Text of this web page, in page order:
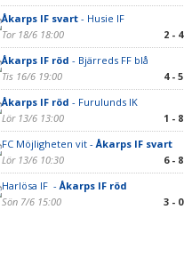
Åkarps IF svart- Husie IF
Tor 18/6 18:00
2 - 4
Åkarps IF röd - Bjärreds FF blå
Tis 16/6 19:00
4 - 5
Åkarps IF röd - Furulunds IK
Lör 13/6 13:00
1 - 8
FC Möjligheten vit -Åkarps IF svart
Lör 13/6 10:30
6 - 8
Harlösa IF -Åkarps IF röd
Sön 7/6 15:00
3 - 0